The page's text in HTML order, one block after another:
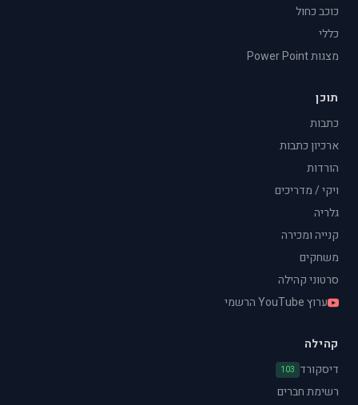
כוכב כחול
כללי
מצגות Power Point
תוכן
כתבות
ארכיון כתבות
הורדות
ויקי / מדריכים
גלריה
קנייה ומכירה
משחקים
סרטוני קהילה
ערוץ YouTube הרשמי
קהילה
דיסקורד 103
רשימת חברים